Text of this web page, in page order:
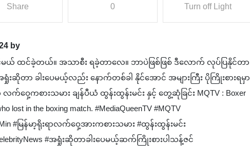
Share 0 Turn off Light
by
ယ် ထင်ခဲ့တယ်။ အသာစီး ရခဲ့တာ‌လေ။ ဘာပဲဖြစ်ဖြစ် ဒီလောက် လုပ်ပြနိုင်တာ
းဆိုတာ ခါးပေမယ့်လည်း နောက်တစ်ခါ နိုင်အောင် အများကြီး ပိုကြိုးစားရမှာ
လက်ဝှေ့ကစားသမား ချန်ပီယံ ထွန်းထွန်းမင်း နှင့် တွေ့ဆုံခြင်း MQTV : Boxer
lost in the boxing match. #MediaQueenTV #MQTV
#မြန်မာ့ရိုးရာလက်ဝှေ့အားကစားသမား #ထွန်းထွန်းမင်း
#အရှုံးဆိုတာခါးပေမယ့်ဆက်ကြိုးစားပါသန့်ဇင်